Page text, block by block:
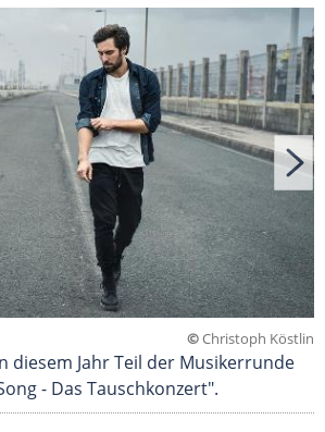
©Christoph Köstlin
diesem Jahr Teil der Musikerrunde
- Das Tauschkonzert".